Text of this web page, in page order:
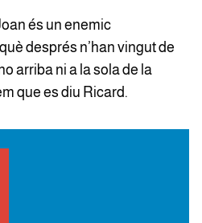
és un enemic
després n’han vingut de
arriba ni a la sola de la
que es diu Ricard.